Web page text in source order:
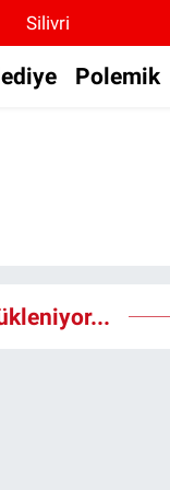
Silivri
Polemik